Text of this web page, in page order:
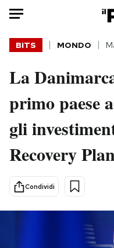
HOME
Mondo
Politica
Scienza
Cultura
BITS MONDO
La
primo paese
gli
Recovery
Condividi